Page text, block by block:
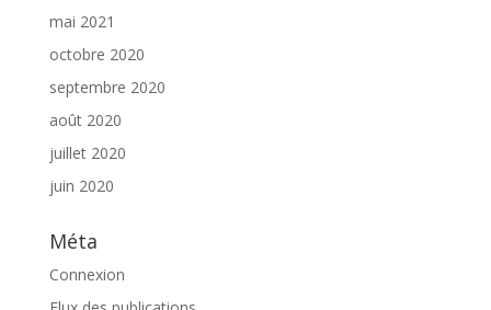
mai 2021
octobre 2020
septembre 2020
août 2020
juillet 2020
juin 2020
Méta
Connexion